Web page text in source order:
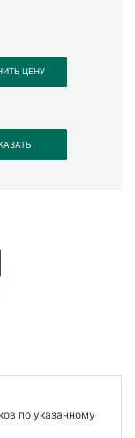
ЦЕНУ
по указанному